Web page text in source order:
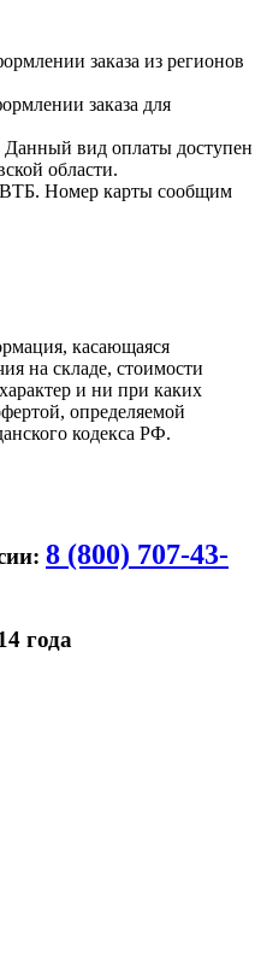
заказа из регионов
заказа для
вид оплаты доступен
области.
Номер карты сообщим
касающаяся
на складе, стоимости
и ни при каких
определяемой
кодекса РФ.
8 (800) 707-43-
года